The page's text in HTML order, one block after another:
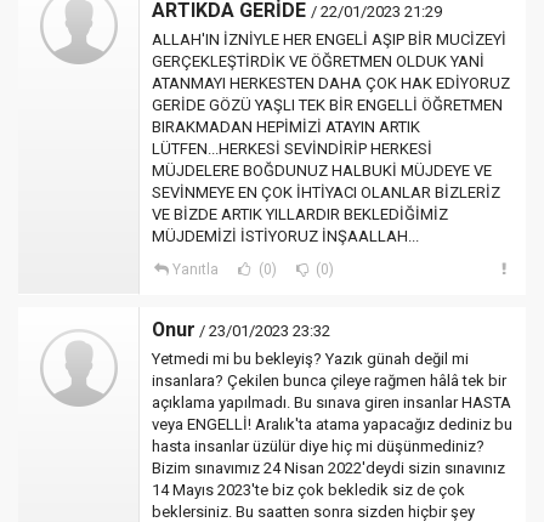
ARTIKDA GERİDE / 22/01/2023 21:29
ALLAH'IN İZNİYLE HER ENGELİ AŞIP BİR MUCİZEYİ
GERÇEKLEŞTİRDİK VE ÖĞRETMEN OLDUK YANİ
ATANMAYI HERKESTEN DAHA ÇOK HAK EDİYORUZ
GERİDE GÖZÜ YAŞLI TEK BİR ENGELLİ ÖĞRETMEN
BIRAKMADAN HEPİMİZİ ATAYIN ARTIK
LÜTFEN...HERKESİ SEVİNDİRİP HERKESİ
MÜJDELERE BOĞDUNUZ HALBUKİ MÜJDEYE VE
SEVİNMEYE EN ÇOK İHTİYACI OLANLAR BİZLERİZ
VE BİZDE ARTIK YILLARDIR BEKLEDİĞİMİZ
MÜJDEMİZİ İSTİYORUZ İNŞAALLAH...
Yanıtla (0) (0)
Onur / 23/01/2023 23:32
Yetmedi mi bu bekleyiş? Yazık günah değil mi
insanlara? Çekilen bunca çileye rağmen hâlâ tek bir
açıklama yapılmadı. Bu sınava giren insanlar HASTA
veya ENGELLİ! Aralık'ta atama yapacağız dediniz bu
hasta insanlar üzülür diye hiç mi düşünmediniz?
Bizim sınavımız 24 Nisan 2022'deydi sizin sınavınız
14 Mayıs 2023'te biz çok bekledik siz de çok
beklersiniz. Bu saatten sonra sizden hiçbir şey